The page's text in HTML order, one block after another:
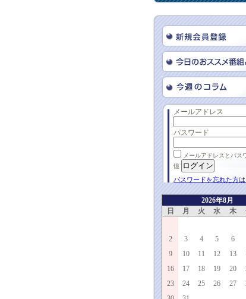
メールアドレス
パスワード
メールアドレスとパス
憶
パスワードを忘れた方
2026年8月
日
月 火 水 木
2
3 4 5 6
9
10 11 12 13
16
17 18 19 20
23
24 25 26 27